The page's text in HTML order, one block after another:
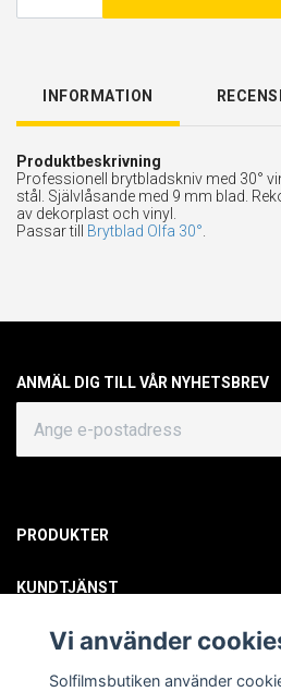
INFORMATION
Produktbeskrivning
Professionell brytbladskniv med 30°
stål. Självlåsande med 9 mm blad.
av dekorplast och vinyl.
Passar till Brytblad Olfa 30°
ANMÄL DIG TILL VÅR NYHETSBREV
PRODUKTER
KUNDTJÄNST
OM OSSVi använder
Solfilmsbutiken använder